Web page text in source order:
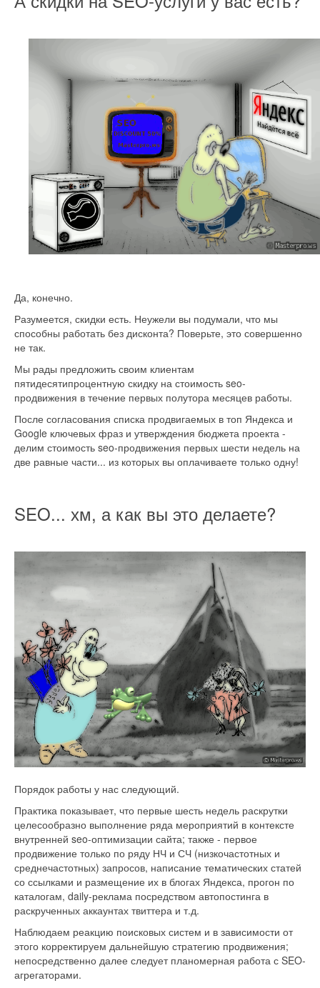
Да, конечно.
Разумеется, скидки есть. Неужели вы подумали, что мы
способны работать без дисконта? Поверьте, это совершенно
не так.
Мы рады предложить своим клиентам
пятидесятипроцентную скидку на стоимость seo-
продвижения в течение первых полутора месяцев работы.
После согласования списка продвигаемых в топ Яндекса и
Google ключевых фраз и утверждения бюджета проекта -
делим стоимость seo-продвижения первых шести недель на
две равные части... из которых вы оплачиваете только одну!
SEO... хм, а как вы это делаете?
Порядок работы у нас следующий.
Практика показывает, что первые шесть недель раскрутки
целесообразно выполнение ряда мероприятий в контексте
внутренней seo-оптимизации сайта; также - первое
продвижение только по ряду НЧ и СЧ (низкочастотных и
среднечастотных) запросов, написание тематических статей
со ссылками и размещение их в блогах Яндекса, прогон по
каталогам, daily-реклама посредством автопостинга в
раскрученных аккаунтах твиттера и т.д.
Наблюдаем реакцию поисковых систем и в зависимости от
этого корректируем дальнейшую стратегию продвижения;
непосредственно далее следует планомерная работа с SEO-
агрегаторами.